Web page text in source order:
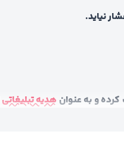
نیاید.
و به عنوان هدیه تبلیغاتی